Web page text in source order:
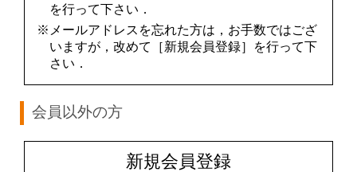
を行って下さい．
※メールアドレスを忘れた方は，お手数ではござ
いますが，改めて［新規会員登録］を行って下
さい．
会員以外の方
新規会員登録